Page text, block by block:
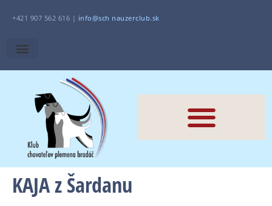
+421 907 562 616 | info@sch nauzerclub.sk
KAJA z Šardanu